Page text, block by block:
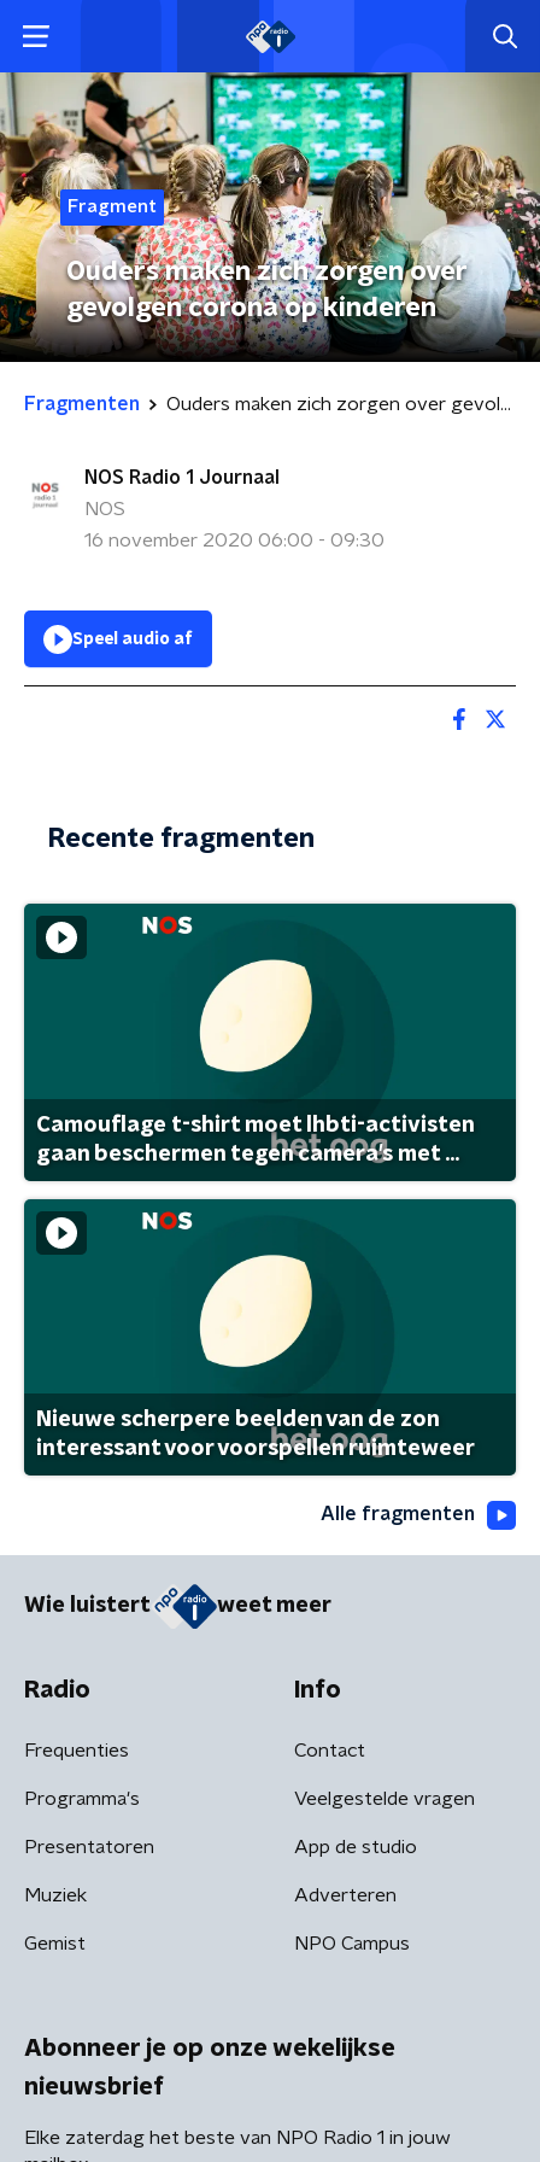
Fragment
Ouders maken zich zorgen over
gevolgen corona op kinderen
Fragmenten Ouders maken zich zorgen over gevolgen corona op kinderen
NOS Radio 1 Journaal
NOS
16 november 2020 06:00 - 09:30
Speel audio af
Recente fragmenten
Camouflage t-shirt moet lhbti-activisten
gaan beschermen tegen camera's met ...
Nieuwe scherpere beelden van de zon
interessant voor voorspellen ruimteweer
Alle fragmenten
Wie luistert weet meer
Radio
Frequenties
Programma's
Presentatoren
Muziek
Gemist
Info
Contact
Veelgestelde vragen
App de studio
Adverteren
NPO Campus
Abonneer je op onze wekelijkse
nieuwsbrief
Elke zaterdag het beste van NPO Radio 1 in jouw